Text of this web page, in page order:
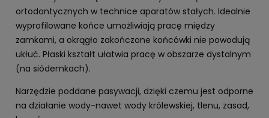
ortodontycznych w technice aparatów stałych. Idealnie
wyprofilowane końce umożliwiają pracę między
zamkami, a okrągło zakończone końcówki nie powodują
ukłuć. Płaski kształt ułatwia pracę w obszarze dystalnym
(na siódemkach).
Narzędzie poddane pasywacji, dzięki czemu jest odporne
na działanie wody-nawet wody królewskiej, tlenu, zasad,